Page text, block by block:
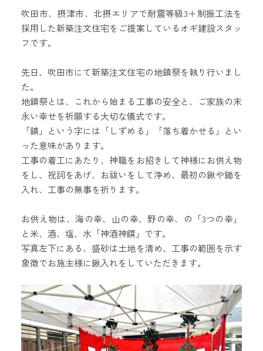
吹田市、摂津市、北摂エリアで耐震等級3＋制振工法を
採用した新築注文住宅をご提案しているオギ建設スタッ
フです。
先日、吹田市にて新築注文住宅の地鎮祭を執り行いまし
た。
地鎮祭とは、これから始まる工事の安全と、ご家族の末
永い幸せを祈願する大切な儀式です。
「鎮」という字には「しずめる」「落ち着かせる」とい
った意味があります。
工事の着工にあたり、神職をお招きして神様にお供え物
をし、祝詞をあげ、お祓いをして浄め、最初の鍬や鋤を
入れ、工事の無事を祈ります。
お供え物は、海の幸、山の幸、野の幸、の「3つの幸」
と米、酒、塩、水「神酒神饌」です。
写真左下にある、盛砂は土地を清め、工事の範囲を示す
象徴でお施主様に鍬入れをしていただきます。